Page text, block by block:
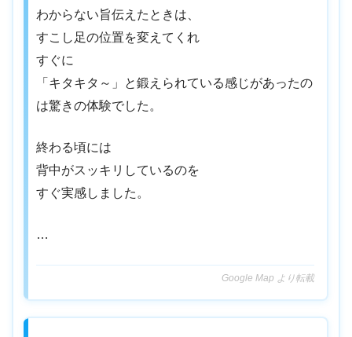
わからない旨伝えたときは、
すこし足の位置を変えてくれ
すぐに
「キタキタ～」と鍛えられている感じがあったの
は驚きの体験でした。
終わる頃には
背中がスッキリしているのを
すぐ実感しました。
…
Google Map より転載